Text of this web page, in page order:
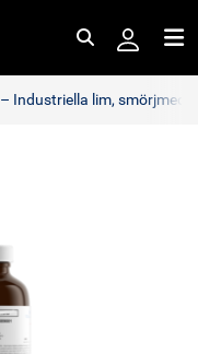
Industriella lim,